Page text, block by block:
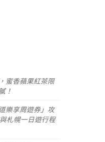
蜜香蘋果紅茶限
！
樂享周遊券」攻
札幌一日遊行程